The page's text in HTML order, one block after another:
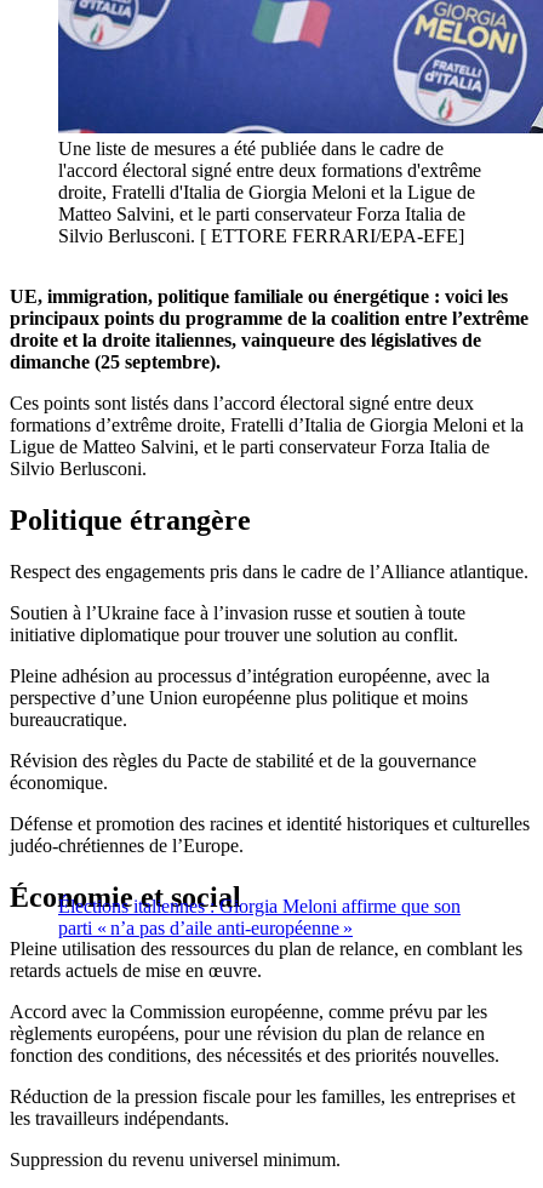
Une liste de mesures a été publiée dans le cadre de
l'accord électoral signé entre deux formations d'extrême
droite, Fratelli d'Italia de Giorgia Meloni et la Ligue de
Matteo Salvini, et le parti conservateur Forza Italia de
Silvio Berlusconi. [ ETTORE FERRARI/EPA-EFE]
UE, immigration, politique familiale ou énergétique : voici les
principaux points du programme de la coalition entre l’extrême
droite et la droite italiennes, vainqueure des législatives de
dimanche (25 septembre).
Ces points sont listés dans l’accord électoral signé entre deux
formations d’extrême droite, Fratelli d’Italia de Giorgia Meloni et la
Ligue de Matteo Salvini, et le parti conservateur Forza Italia de
Silvio Berlusconi.
Politique étrangère
Respect des engagements pris dans le cadre de l’Alliance atlantique.
Soutien à l’Ukraine face à l’invasion russe et soutien à toute
initiative diplomatique pour trouver une solution au conflit.
Pleine adhésion au processus d’intégration européenne, avec la
perspective d’une Union européenne plus politique et moins
bureaucratique.
Révision des règles du Pacte de stabilité et de la gouvernance
économique.
Défense et promotion des racines et identité historiques et culturelles
judéo-chrétiennes de l’Europe.
Élections italiennes : Giorgia Meloni affirme que son
parti « n’a pas d’aile anti-européenne »
Économie et social
Pleine utilisation des ressources du plan de relance, en comblant les
retards actuels de mise en œuvre.
Accord avec la Commission européenne, comme prévu par les
règlements européens, pour une révision du plan de relance en
fonction des conditions, des nécessités et des priorités nouvelles.
Réduction de la pression fiscale pour les familles, les entreprises et
les travailleurs indépendants.
Suppression du revenu universel minimum.